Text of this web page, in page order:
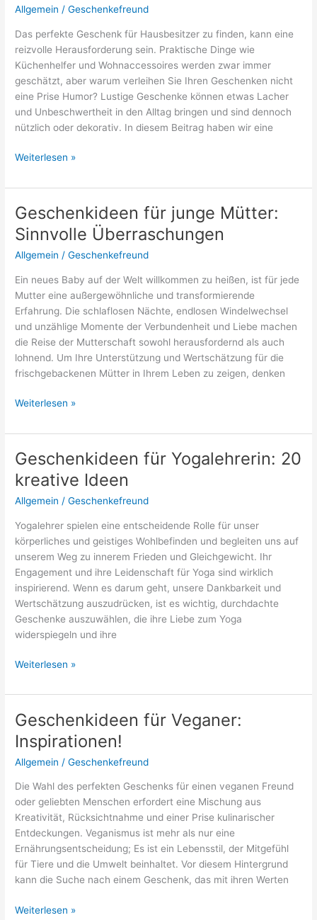
Allgemein /Geschenkefreund
Das perfekte Geschenk für Hausbesitzer zu finden, kann eine
reizvolle Herausforderung sein. Praktische Dinge wie
Küchenhelfer und Wohnaccessoires werden zwar immer
geschätzt, aber warum verleihen Sie Ihren Geschenken nicht
eine Prise Humor? Lustige Geschenke können etwas Lacher
und Unbeschwertheit in den Alltag bringen und sind dennoch
nützlich oder dekorativ. In diesem Beitrag haben wir eine
13
Geschenkideen
für
Hausbesitzer
Weiterlesen »
Geschenkideen für junge Mütter:
Sinnvolle Überraschungen
Allgemein /Geschenkefreund
Ein neues Baby auf der Welt willkommen zu heißen, ist für jede
Mutter eine außergewöhnliche und transformierende
Erfahrung. Die schlaflosen Nächte, endlosen Windelwechsel
und unzählige Momente der Verbundenheit und Liebe machen
die Reise der Mutterschaft sowohl herausfordernd als auch
lohnend. Um Ihre Unterstützung und Wertschätzung für die
frischgebackenen Mütter in Ihrem Leben zu zeigen, denken
Geschenkideen
junge
Sinnvolle
Überraschungen
Weiterlesen »
Geschenkideen für Yogalehrerin: 20
kreative Ideen
Allgemein /Geschenkefreund
Yogalehrer spielen eine entscheidende Rolle für unser
körperliches und geistiges Wohlbefinden und begleiten uns auf
unserem Weg zu innerem Frieden und Gleichgewicht. Ihr
Engagement und ihre Leidenschaft für Yoga sind wirklich
inspirierend. Wenn es darum geht, unsere Dankbarkeit und
Wertschätzung auszudrücken, ist es wichtig, durchdachte
Geschenke auszuwählen, die ihre Liebe zum Yoga
widerspiegeln und ihre
Geschenkideen
Yogalehrerin:
kreative
Ideen
Weiterlesen »
Geschenkideen für Veganer:
Inspirationen!
Allgemein /Geschenkefreund
Die Wahl des perfekten Geschenks für einen veganen Freund
oder geliebten Menschen erfordert eine Mischung aus
Kreativität, Rücksichtnahme und einer Prise kulinarischer
Entdeckungen. Veganismus ist mehr als nur eine
Ernährungsentscheidung; Es ist ein Lebensstil, der Mitgefühl
für Tiere und die Umwelt beinhaltet. Vor diesem Hintergrund
kann die Suche nach einem Geschenk, das mit ihren Werten
Geschenkideen
Weiterlesen »